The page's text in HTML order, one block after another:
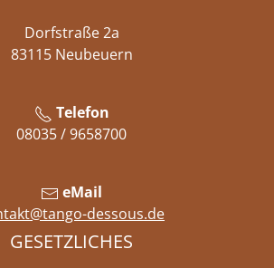
Dorfstraße 2a
83115 Neubeuern
Telefon
08035 / 9658700
eMail
dessous.de
GESETZLICHES